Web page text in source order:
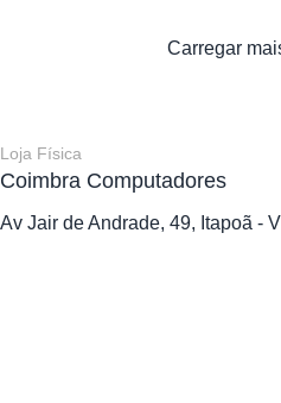
Carregar
Loja Física
Coimbra Computadores
Av Jair de Andrade, 49, Itapoã -